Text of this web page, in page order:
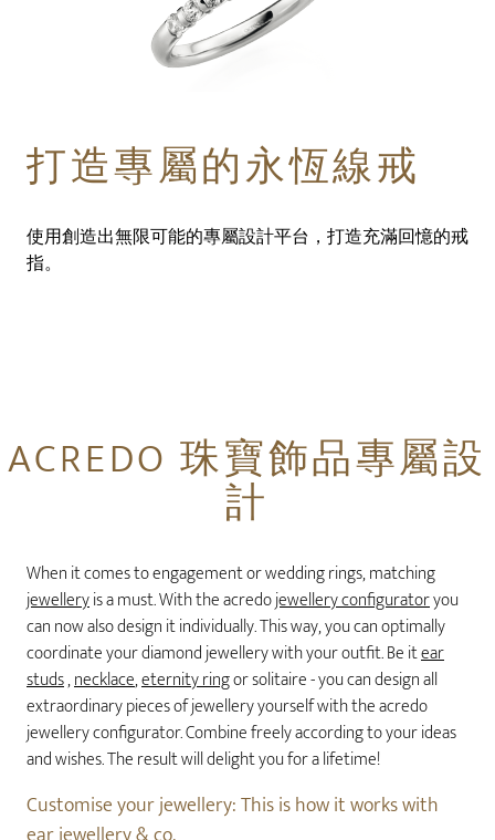
打造專屬的永恆線戒
使用創造出無限可能的專屬設計平台，打造充滿回憶的戒
指。
ACREDO 珠寶飾品專屬設
計
When it comes to engagement or wedding rings, matching
jewelleryis a must. With the acredojewellery configuratoryou
can now also design it individually. This way, you can optimally
coordinate your diamond jewellery with your outfit. Be itear
studs,necklace,eternity ringor solitaire - you can design all
extraordinary pieces of jewellery yourself with the acredo
jewellery configurator. Combine freely according to your ideas
and wishes. The result will delight you for a lifetime!
Customise your jewellery: This is how it works with